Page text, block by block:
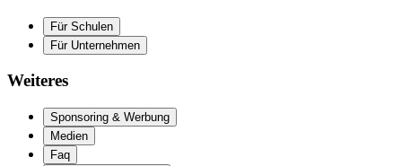
Für Schulen
Für Unternehmen
Weiteres
Sponsoring & Werbung
Medien
Faq